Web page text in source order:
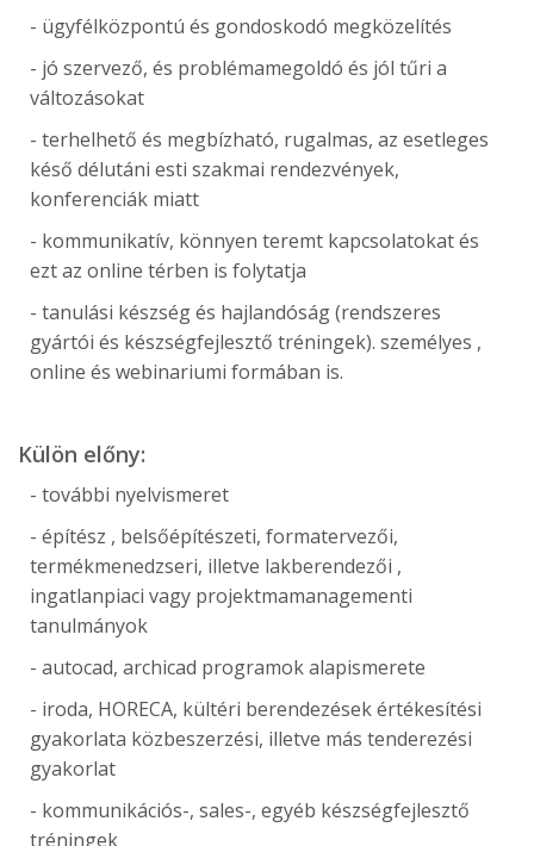
- ügyfélközpontú és gondoskodó megközelítés
- jó szervező, és problémamegoldó és jól tűri a
változásokat
- terhelhető és megbízható, rugalmas, az esetleges
késő délutáni esti szakmai rendezvények,
konferenciák miatt
- kommunikatív, könnyen teremt kapcsolatokat és
ezt az online térben is folytatja
- tanulási készség és hajlandóság (rendszeres
gyártói és készségfejlesztő tréningek). személyes ,
online és webinariumi formában is.
Külön előny:
- további nyelvismeret
- építész , belsőépítészeti, formatervezői,
termékmenedzseri, illetve lakberendezői ,
ingatlanpiaci vagy projektmamanagementi
tanulmányok
- autocad, archicad programok alapismerete
- iroda, HORECA, kültéri berendezések értékesítési
gyakorlata közbeszerzési, illetve más tenderezési
gyakorlat
- kommunikációs-, sales-, egyéb készségfejlesztő
tréningek